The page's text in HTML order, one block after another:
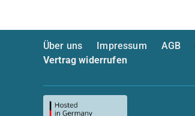
Über uns Impressum AGB
Vertrag widerrufen